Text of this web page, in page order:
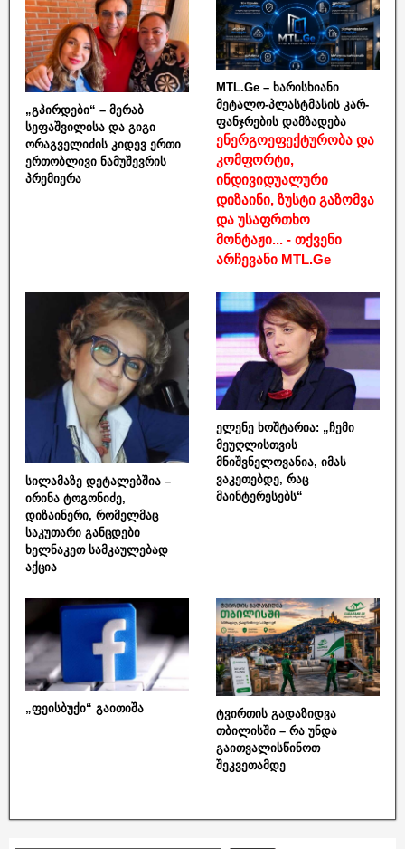
„გპირდები“ – მერაბ
სეფაშვილისა და გიგი
ორაგველიძის კიდევ ერთი
ერთობლივი ნამუშევრის
პრემიერა
MTL.Ge – ხარისხიანი
მეტალო-პლასტმასის კარ-
ფანჯრების დამზადება
ენერგოეფექტურობა და
კომფორტი,
ინდივიდუალური
დიზაინი, ზუსტი გაზომვა
და უსაფრთხო
მონტაჟი... - თქვენი
არჩევანი MTL.Ge
სილამაზე დეტალებშია –
ირინა ტოგონიძე,
დიზაინერი, რომელმაც
საკუთარი განცდები
ხელნაკეთ სამკაულებად
აქცია
ელენე ხოშტარია: „ჩემი
მეუღლისთვის
მნიშვნელოვანია, იმას
ვაკეთებდე, რაც
მაინტერესებს“
„ფეისბუქი“ გაითიშა
ტვირთის გადაზიდვა
თბილისში – რა უნდა
გაითვალისწინოთ
შეკვეთამდე